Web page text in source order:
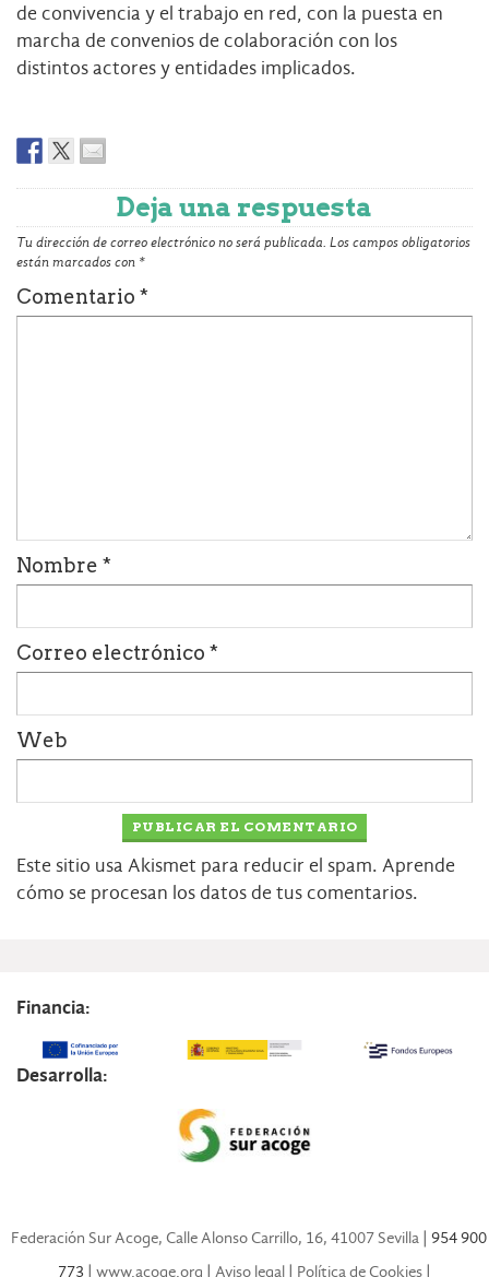
de convivencia y el trabajo en red, con la puesta en
marcha de convenios de colaboración con los
distintos actores y entidades implicados.
Deja una respuesta
Tu dirección de correo electrónico no será publicada. Los campos obligatorios
están marcados con *
Comentario *
Nombre *
Correo electrónico *
Web
Este sitio usa Akismet para reducir el spam. Aprende
cómo se procesan los datos de tus comentarios.
Financia:
Desarrolla:
Federación Sur Acoge, Calle Alonso Carrillo, 16, 41007 Sevilla | 954 900
773 | www.acoge.org | Aviso legal | Política de Cookies |